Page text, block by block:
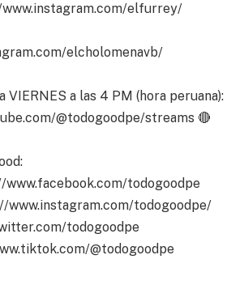
elfurrey/
elcholomenavb/
VIERNES a las 4 PM (hora peruana):
@todogoodpe/streams 🔴
www.facebook.com/todogoodpe
www.instagram.com/todogoodpe/
todogoodpe
@todogoodpe